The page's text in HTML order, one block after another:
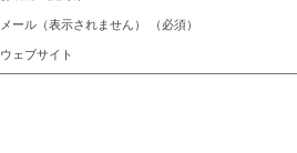
メール（表示されません） （必須）
ウェブサイト